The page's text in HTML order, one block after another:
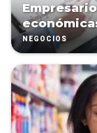
NEGOCIOS